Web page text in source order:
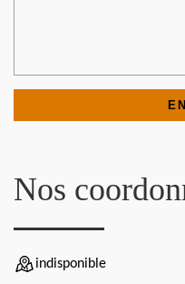
Nos
indisponible